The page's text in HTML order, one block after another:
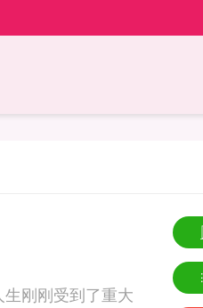
刚刚受到了重大